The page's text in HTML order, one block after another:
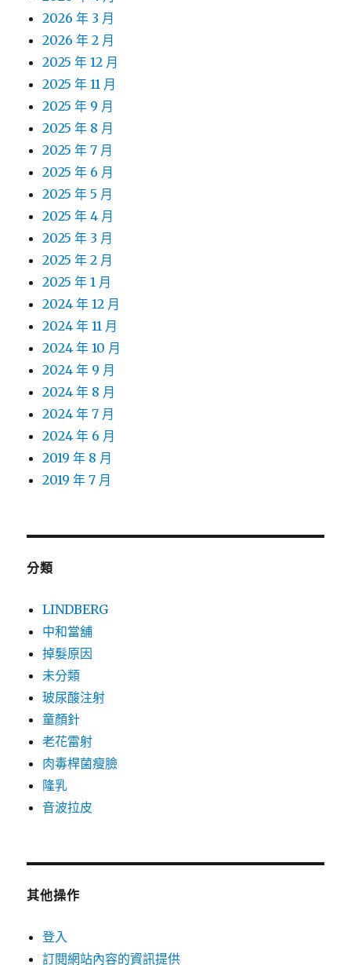
2026 年 3 月
2026 年 2 月
2025 年 12 月
2025 年 11 月
2025 年 9 月
2025 年 8 月
2025 年 7 月
2025 年 6 月
2025 年 5 月
2025 年 4 月
2025 年 3 月
2025 年 2 月
2025 年 1 月
2024 年 12 月
2024 年 11 月
2024 年 10 月
2024 年 9 月
2024 年 8 月
2024 年 7 月
2024 年 6 月
2019 年 8 月
2019 年 7 月
分類
LINDBERG
中和當舖
掉髮原因
未分類
玻尿酸注射
童顏針
老花雷射
肉毒桿菌瘦臉
隆乳
音波拉皮
其他操作
登入
訂閱網站內容的資訊提供